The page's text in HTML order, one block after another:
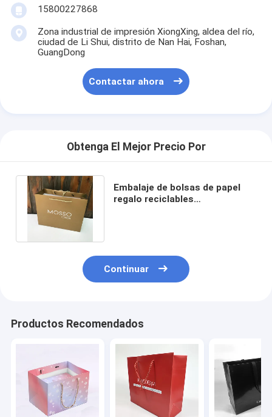
15800227868
Zona industrial de impresión XiongXing, aldea del río,
ciudad de Li Shui, distrito de Nan Hai, Foshan,
GuangDong
Contactar ahora
Obtenga El Mejor Precio Por
Embalaje de bolsas de papel
regalo reciclables
Continuar
Productos Recomendados